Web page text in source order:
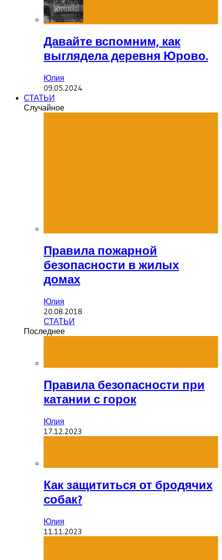
Давайте вспомним, как
выглядела деревня Юрово.
Юлия
09.05.2024
СТАТЬИ
Случайное
Правила пожарной
безопасности в жилых
домах
Юлия
20.08.2018
СТАТЬИ
Последнее
Правила безопасности при
катании с горок
Юлия
17.12.2023
Как защититься от бродячих
собак?
Юлия
11.11.2023